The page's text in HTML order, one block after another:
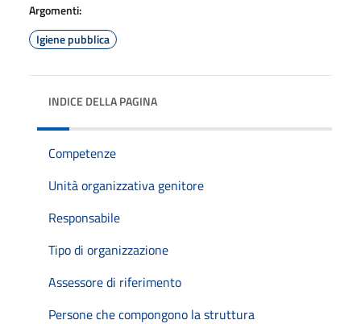
Argomenti:
Igiene pubblica
INDICE DELLA PAGINA
Competenze
Unità organizzativa genitore
Responsabile
Tipo di organizzazione
Assessore di riferimento
Persone che compongono la struttura